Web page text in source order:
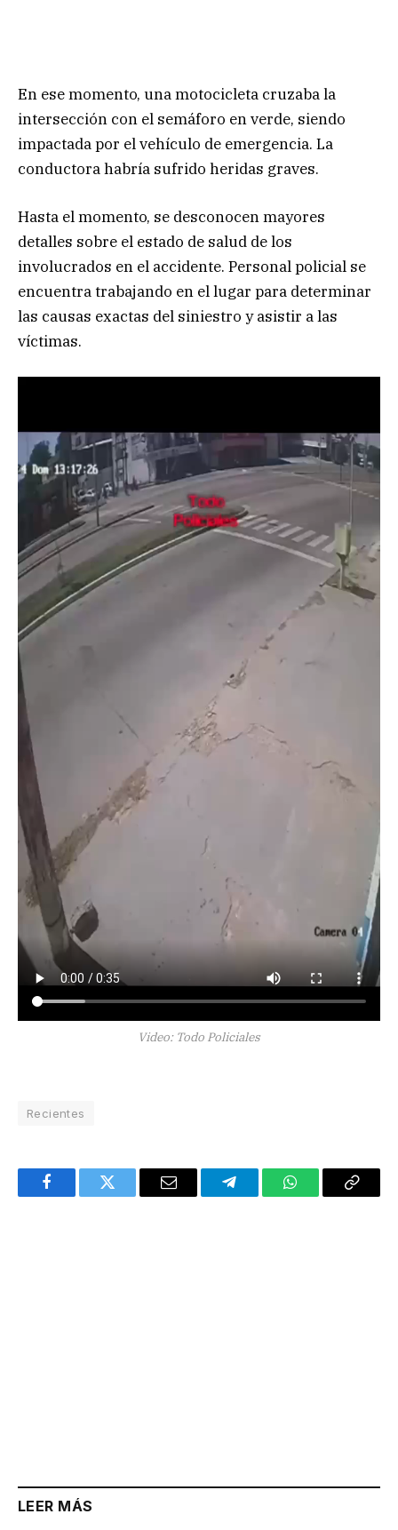
En ese momento, una motocicleta cruzaba la
intersección con el semáforo en verde, siendo
impactada por el vehículo de emergencia. La
conductora habría sufrido heridas graves.
Hasta el momento, se desconocen mayores
detalles sobre el estado de salud de los
involucrados en el accidente. Personal policial se
encuentra trabajando en el lugar para determinar
las causas exactas del siniestro y asistir a las
víctimas.
Video: Todo Policiales
Recientes
FacebookTwitter Email TelegramWhatsAppCopy
LEER MÁS